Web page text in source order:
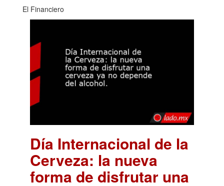
El Financiero
Día Internacional de la
Cerveza: la nueva
forma de disfrutar una